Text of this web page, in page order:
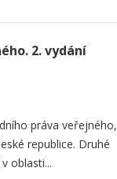
2. vydání
práva veřejného,
republice. Druhé
oblasti...